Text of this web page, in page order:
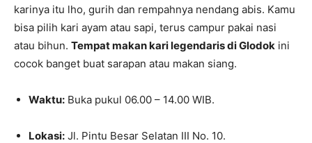
karinya itu lho, gurih dan rempahnya nendang abis. Kamu
bisa pilih kari ayam atau sapi, terus campur pakai nasi
atau bihun. Tempat makan kari legendaris di Glodok ini
cocok banget buat sarapan atau makan siang.
Waktu: Buka pukul 06.00 – 14.00 WIB.
Lokasi: Jl. Pintu Besar Selatan III No. 10.